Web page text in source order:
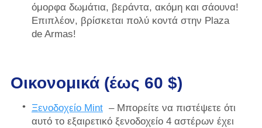
όμορφα δωμάτια, βεράντα, ακόμη και σάουνα!
Επιπλέον, βρίσκεται πολύ κοντά στην Plaza
de Armas!
Οικονομικά (έως 60 $)
Ξενοδοχείο Mint– Μπορείτε να πιστέψετε ότι
αυτό το εξαιρετικό ξενοδοχείο 4 αστέρων έχει